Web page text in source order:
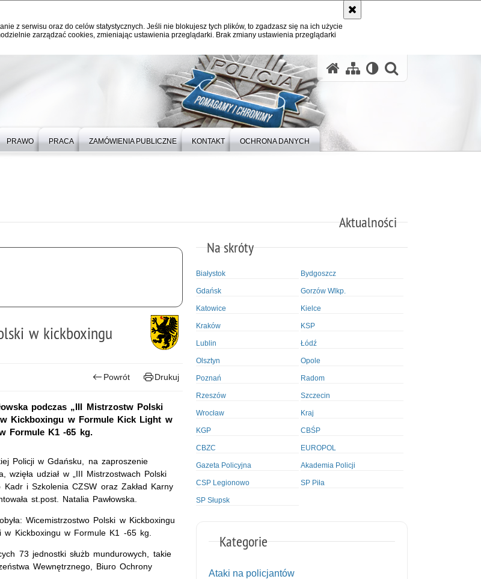
z serwisu oraz do celów statystycznych. Jeśli nie blokujesz tych plików, to zgadzasz się na ich użycie
zarządzać cookies, zmieniając ustawienia przeglądarki. Brak zmiany ustawienia przeglądarki
PRAWO PRACA ZAMÓWIENIA PUBLICZNE KONTAKT OCHRONA DANYCH
Aktualności
w kickboxingu
Powrót Drukuj
podczas „III Mistrzostw Polski
Kickboxingu w Formule Kick Light w
Formule K1 -65 kg.
Policji w Gdańsku, na zaproszenie
udział w „III Mistrzostwach Polski
Kadr i Szkolenia CZSW oraz Zakład Karny
st.post. Natalia Pawłowska.
Wicemistrzostwo Polski w Kickboxingu
Kickboxingu w Formule K1 -65 kg.
73 jednostki służb mundurowych, takie
Wewnętrznego, Biuro Ochrony
Na skróty
Białystok Bydgoszcz
Gdańsk Gorzów Wlkp.
Katowice Kielce
Kraków KSP
Lublin Łódź
Olsztyn Opole
Poznań Radom
Rzeszów Szczecin
Wrocław Kraj
KGP CBŚP
CBZC EUROPOL
Gazeta Policyjna Akademia Policji
CSP Legionowo SP Piła
SP Słupsk
Kategorie
Ataki na policjantów